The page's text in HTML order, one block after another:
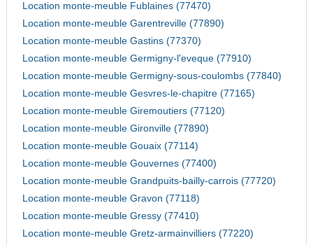
Location monte-meuble Fublaines (77470)
Location monte-meuble Garentreville (77890)
Location monte-meuble Gastins (77370)
Location monte-meuble Germigny-l'eveque (77910)
Location monte-meuble Germigny-sous-coulombs (77840)
Location monte-meuble Gesvres-le-chapitre (77165)
Location monte-meuble Giremoutiers (77120)
Location monte-meuble Gironville (77890)
Location monte-meuble Gouaix (77114)
Location monte-meuble Gouvernes (77400)
Location monte-meuble Grandpuits-bailly-carrois (77720)
Location monte-meuble Gravon (77118)
Location monte-meuble Gressy (77410)
Location monte-meuble Gretz-armainvilliers (77220)